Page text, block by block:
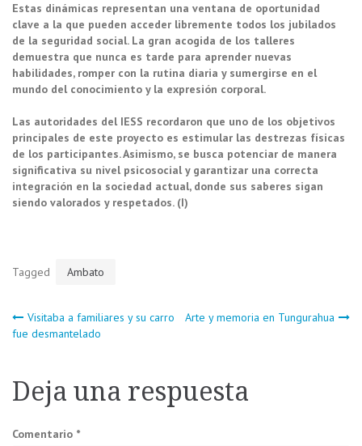
Estas dinámicas representan una ventana de oportunidad
clave a la que pueden acceder libremente todos los jubilados
de la seguridad social. La gran acogida de los talleres
demuestra que nunca es tarde para aprender nuevas
habilidades, romper con la rutina diaria y sumergirse en el
mundo del conocimiento y la expresión corporal.
Las autoridades del IESS recordaron que uno de los objetivos
principales de este proyecto es estimular las destrezas físicas
de los participantes. Asimismo, se busca potenciar de manera
significativa su nivel psicosocial y garantizar una correcta
integración en la sociedad actual, donde sus saberes sigan
siendo valorados y respetados. (I)
Tagged Ambato
Navegación
entradas
Visitaba a familiares y su carro
fue desmantelado
Arte y memoria en Tungurahua
Deja una respuesta
Comentario *